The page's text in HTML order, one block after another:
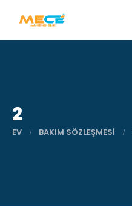
2
EV BAKIM SÖZLEŞMESI